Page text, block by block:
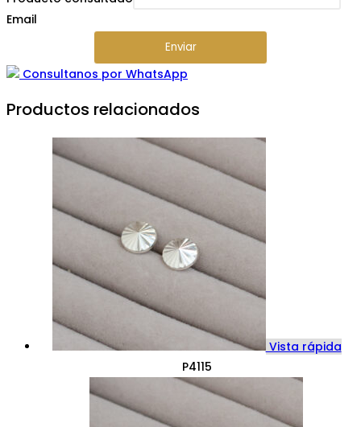
GRANDE
cantidad
Email
Enviar
Consultanos por WhatsApp
Productos relacionados
Vista rápida
P4115